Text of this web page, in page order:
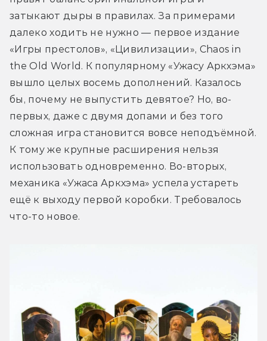
затыкают дыры в правилах. За примерами
далеко ходить не нужно — первое издание
«Игры престолов», «Цивилизации», Chaos in
the Old World. К популярному «Ужасу Аркхэма»
вышло целых восемь дополнений. Казалось
бы, почему не выпустить девятое? Но, во-
первых, даже с двумя допами и без того
сложная игра становится вовсе неподъёмной.
К тому же крупные расширения нельзя
использовать одновременно. Во-вторых,
механика «Ужаса Аркхэма» успела устареть
ещё к выходу первой коробки. Требовалось
что-то новое.